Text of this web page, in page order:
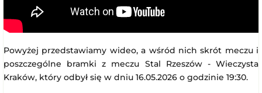
Powyżej przedstawiamy wideo, a wśród nich skrót meczu i
poszczególne bramki z meczu Stal Rzeszów - Wieczysta
Kraków, który odbył się w dniu 16.05.2026 o godzinie 19:30.